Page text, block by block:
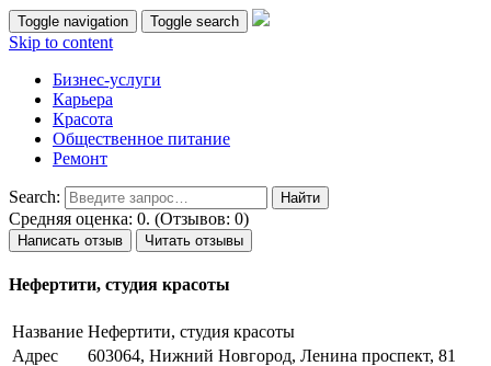
Toggle navigation Toggle search
Skip to content
Бизнес-услуги
Карьера
Красота
Общественное питание
Ремонт
Search:
Средняя оценка: 0. (Отзывов: 0)
Написать отзыв Читать отзывы
Нефертити, студия красоты
Название Нефертити, студия красоты
Адрес
603064, Нижний Новгород, Ленина проспект, 81